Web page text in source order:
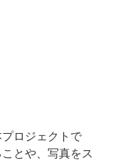
ロジェクトで
とや、写真をス